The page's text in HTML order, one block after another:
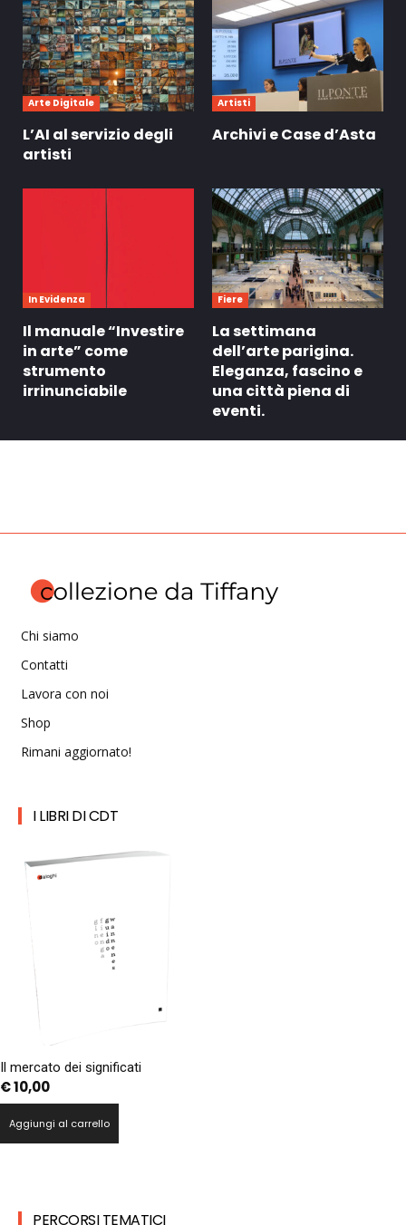
Arte Digitale
L’AI al servizio degli
artisti
Artisti
Archivi e Case d’Asta
In Evidenza
Il manuale “Investire
in arte” come
strumento
irrinunciabile
Fiere
La settimana
dell’arte parigina.
Eleganza, fascino e
una città piena di
eventi.
Chi siamo
Contatti
Lavora con noi
Shop
Rimani aggiornato!
I LIBRI DI CDT
Il mercato dei significati
€10,00
Aggiungi al carrello
PERCORSI TEMATICI